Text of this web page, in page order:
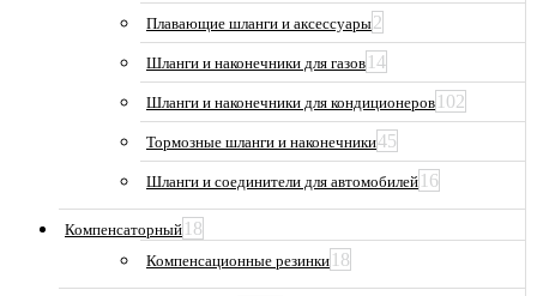
Плавающие шланги и аксессуары2
Шланги и наконечники для газов 14
Шланги и наконечники для кондиционеров 102
Тормозные шланги и наконечники45
Шланги и соединители для автомобилей 16
Компенсаторный 18
Компенсационные резинки 18